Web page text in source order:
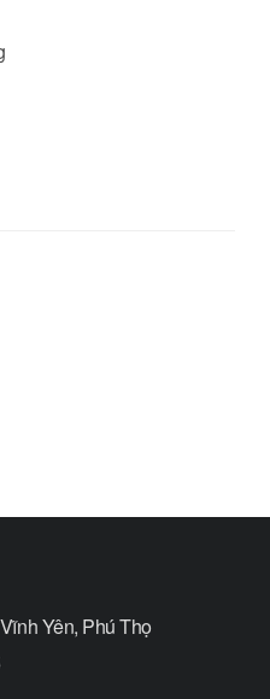
Yên, Phú Thọ